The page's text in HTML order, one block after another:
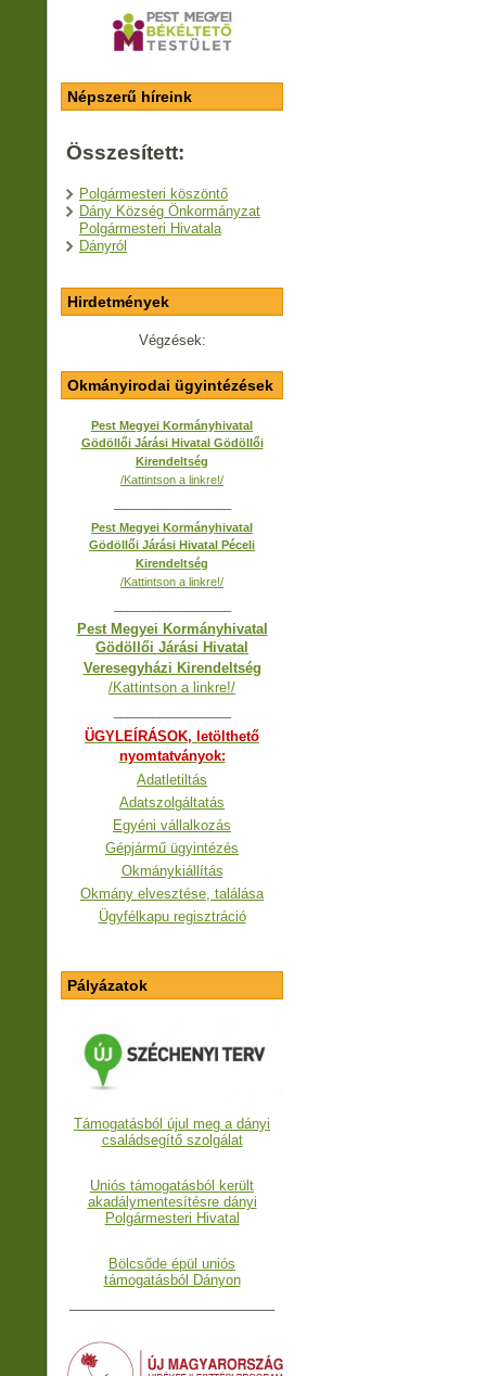
Népszerű híreink
Összesített:
Polgármesteri köszöntő
Dány Község Önkormányzat
Polgármesteri Hivatala
Dányról
Hirdetmények
Végzések:
Okmányirodai ügyintézések
Pest Megyei Kormányhivatal
Gödöllői Járási Hivatal Gödöllői
Kirendeltség
/Kattintson a linkre!/
Pest Megyei Kormányhivatal
Gödöllői Járási Hivatal Péceli
Kirendeltség
/Kattintson a linkre!/
Pest Megyei Kormányhivatal
Gödöllői Járási Hivatal
Veresegyházi Kirendeltség
/Kattintson a linkre!/
ÜGYLEÍRÁSOK, letölthető
nyomtatványok:
Adatletiltás
Adatszolgáltatás
Egyéni vállalkozás
Gépjármű ügyintézés
Okmánykiállítás
Okmány elvesztése, találása
Ügyfélkapu regisztráció
Pályázatok
Támogatásból újul meg a dányi
családsegítő szolgálat
Uniós támogatásból került
akadálymentesítésre dányi
Polgármesteri Hivatal
Bölcsőde épül uniós
támogatásból Dányon